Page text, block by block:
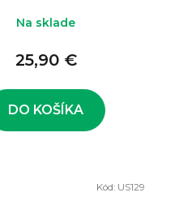
Na sklade
25,90 €
DO KOŠÍKA
Kód: US129